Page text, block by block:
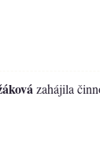
zahájila